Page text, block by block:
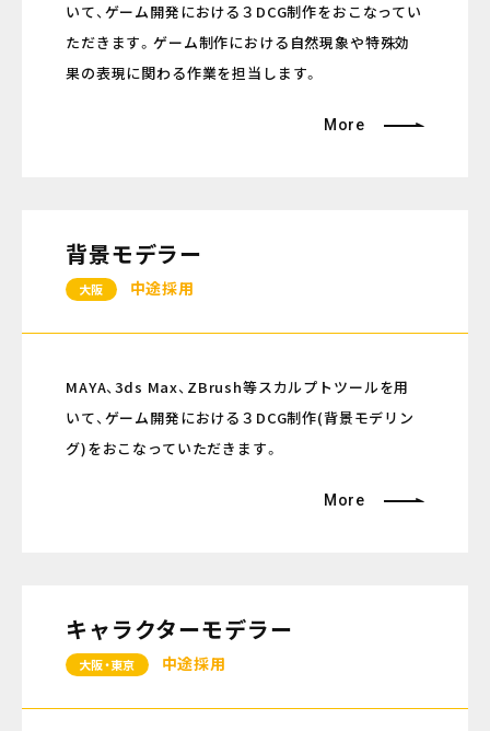
いて、ゲーム開発における３DCG制作をおこなってい
ただきます。ゲーム制作における自然現象や特殊効
果の表現に関わる作業を担当します。
More
背景モデラー
大阪 中途採用
MAYA、3ds Max、ZBrush等スカルプトツールを用
いて、ゲーム開発における３DCG制作(背景モデリン
グ)をおこなっていただきます。
More
キャラクターモデラー
大阪・東京 中途採用